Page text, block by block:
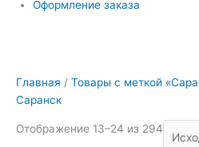
Оформление заказа
Главная / Товары с меткой
Саранск
Отображение 13–24 из 294